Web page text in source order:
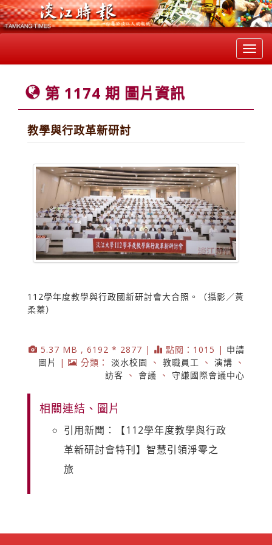
第 1174 期 圖片資訊
教學與行政革新研討
112學年度教學與行政國新研討會大合照。（攝影／黃
柔蓁）
5.37 MB , 6192 * 2877 | 點閱：1015 | 申請
圖片
| 分類： 淡水校園 、 教職員工 、 演講 、
訪客 、 會議 、 守謙國際會議中心
相關連結、圖片
引用新聞：【112學年度教學與行政
革新研討會特刊】智慧引領淨零之
旅